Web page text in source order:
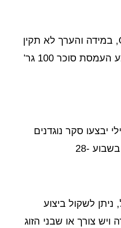
העמסת סוכר ((GCT, במידה והערך לא תקין
או חשד לסוכרת נבצע העמסת סוכר 100 גר'
יבצעו סקר נוגדנים
לשקול ביצוע
צורך או שבני הזוג